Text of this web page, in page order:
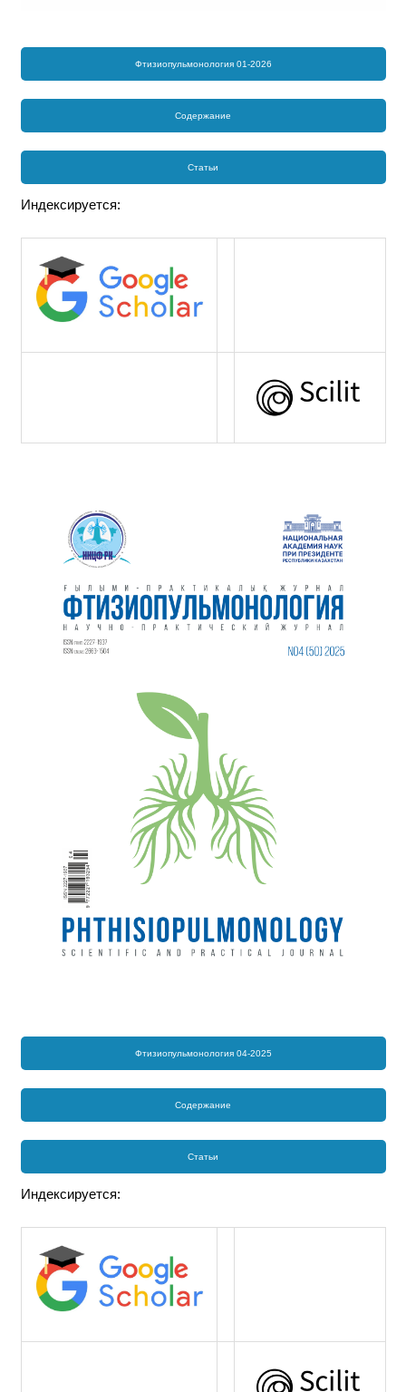
Фтизиопульмонология 01-2026
Содержание
Статьи
Индексируется:
Фтизиопульмонология 04-2025
Содержание
Статьи
Индексируется: